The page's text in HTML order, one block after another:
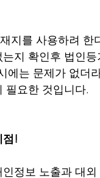
지를 사용하려
지 확인후 법인
에는 문제가 없더
필요한 것입니다.
점!
정보 노출과 대